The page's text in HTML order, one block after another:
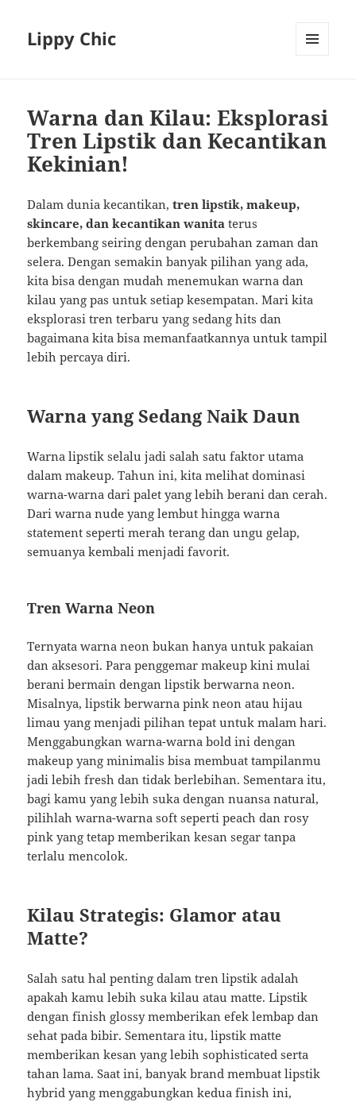
Lippy Chic
Warna dan Kilau: Eksplorasi
Tren Lipstik dan Kecantikan
Kekinian!
Dalam dunia kecantikan,tren lipstik, makeup,
skincare, dan kecantikan wanita terus
berkembang seiring dengan perubahan zaman dan
selera. Dengan semakin banyak pilihan yang ada,
kita bisa dengan mudah menemukan warna dan
kilau yang pas untuk setiap kesempatan. Mari kita
eksplorasi tren terbaru yang sedang hits dan
bagaimana kita bisa memanfaatkannya untuk tampil
lebih percaya diri.
Warna yang Sedang Naik Daun
Warna lipstik selalu jadi salah satu faktor utama
dalam makeup. Tahun ini, kita melihat dominasi
warna-warna dari palet yang lebih berani dan cerah.
Dari warna nude yang lembut hingga warna
statement seperti merah terang dan ungu gelap,
semuanya kembali menjadi favorit.
Tren Warna Neon
Ternyata warna neon bukan hanya untuk pakaian
dan aksesori. Para penggemar makeup kini mulai
berani bermain dengan lipstik berwarna neon.
Misalnya, lipstik berwarna pink neon atau hijau
limau yang menjadi pilihan tepat untuk malam hari.
Menggabungkan warna-warna bold ini dengan
makeup yang minimalis bisa membuat tampilanmu
jadi lebih fresh dan tidak berlebihan. Sementara itu,
bagi kamu yang lebih suka dengan nuansa natural,
pilihlah warna-warna soft seperti peach dan rosy
pink yang tetap memberikan kesan segar tanpa
terlalu mencolok.
Kilau Strategis: Glamor atau
Matte?
Salah satu hal penting dalam tren lipstik adalah
apakah kamu lebih suka kilau atau matte. Lipstik
dengan finish glossy memberikan efek lembap dan
sehat pada bibir. Sementara itu, lipstik matte
memberikan kesan yang lebih sophisticated serta
tahan lama. Saat ini, banyak brand membuat lipstik
hybrid yang menggabungkan kedua finish ini,